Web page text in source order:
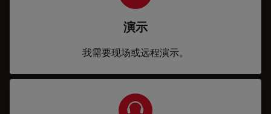
演示
我需要现场或远程演示。